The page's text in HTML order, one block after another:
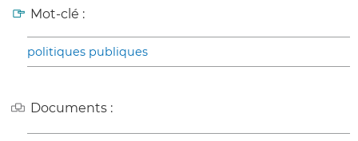
Mot-clé :
politiques publiques
Documents :